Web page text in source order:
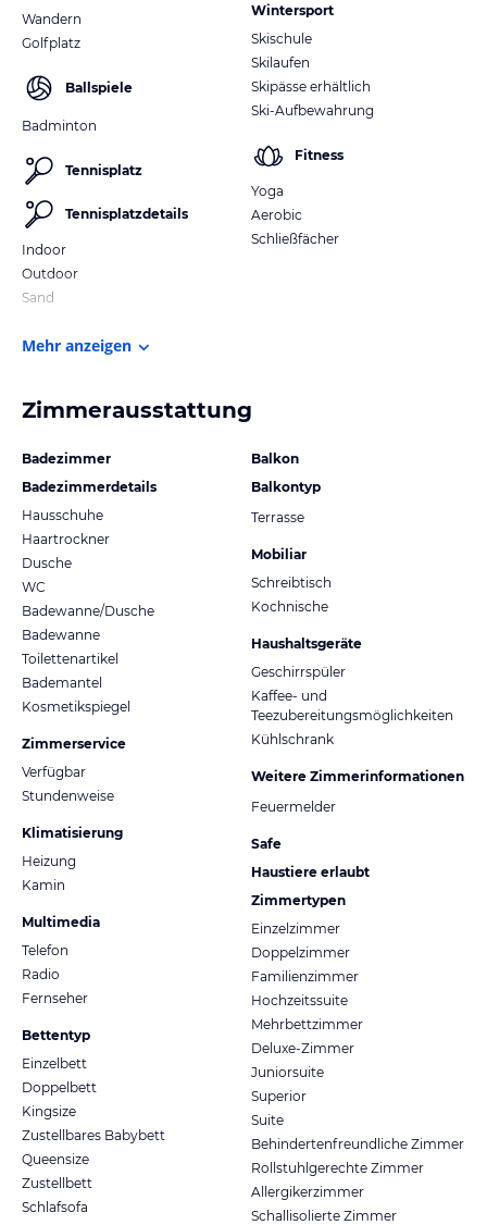
Wandern
Golfplatz
Ballspiele
Badminton
Tennisplatz
Tennisplatzdetails
Indoor
Outdoor
Sand
Wintersport
Skischule
Skilaufen
Skipässe erhältlich
Ski-Aufbewahrung
Fitness
Yoga
Aerobic
Schließfächer
Mehr anzeigen
Zimmerausstattung
Badezimmer
Badezimmerdetails
Hausschuhe
Haartrockner
Dusche
WC
Badewanne/Dusche
Badewanne
Toilettenartikel
Bademantel
Kosmetikspiegel
Zimmerservice
Verfügbar
Stundenweise
Klimatisierung
Heizung
Kamin
Multimedia
Telefon
Radio
Fernseher
Bettentyp
Einzelbett
Doppelbett
Kingsize
Zustellbares Babybett
Queensize
Zustellbett
Schlafsofa
Balkon
Balkontyp
Terrasse
Mobiliar
Schreibtisch
Kochnische
Haushaltsgeräte
Geschirrspüler
Kaffee- und
Teezubereitungsmöglichkeiten
Kühlschrank
Weitere Zimmerinformationen
Feuermelder
Safe
Haustiere erlaubt
Zimmertypen
Einzelzimmer
Doppelzimmer
Familienzimmer
Hochzeitssuite
Mehrbettzimmer
Deluxe-Zimmer
Juniorsuite
Superior
Suite
Behindertenfreundliche Zimmer
Rollstuhlgerechte Zimmer
Allergikerzimmer
Schallisolierte Zimmer